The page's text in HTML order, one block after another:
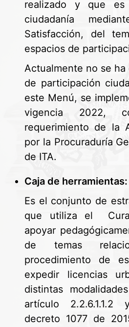
realizado y que
ciudadanía
Satisfacción, del
espacios de
Actualmente no se
de participación
este Menú, se
vigencia 2022,
requerimiento de la
por la Procuraduría
de ITA.
Caja de herramientas:
Es el conjunto de
que utiliza el
apoyar
de temas
procedimiento de
expedir licencias
distintas
artículo
decreto 1077 de